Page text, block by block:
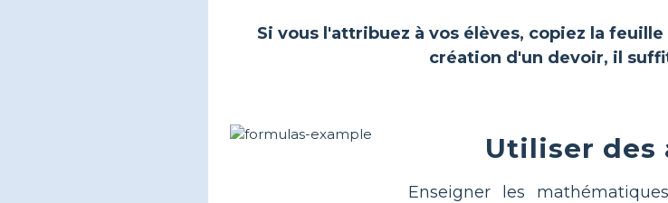
Si vous l'attribuez à vos élèves, copiez la
création d'un devoir, il
Utiliser des
Enseigner les